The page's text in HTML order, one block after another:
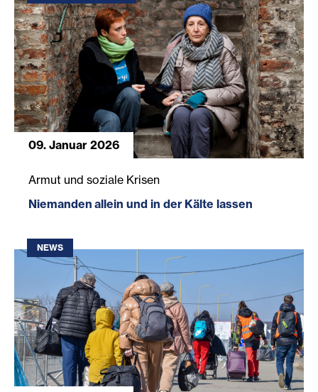
09. Januar 2026
Armut und soziale Krisen
Niemanden allein und in der Kälte lassen
NEWS